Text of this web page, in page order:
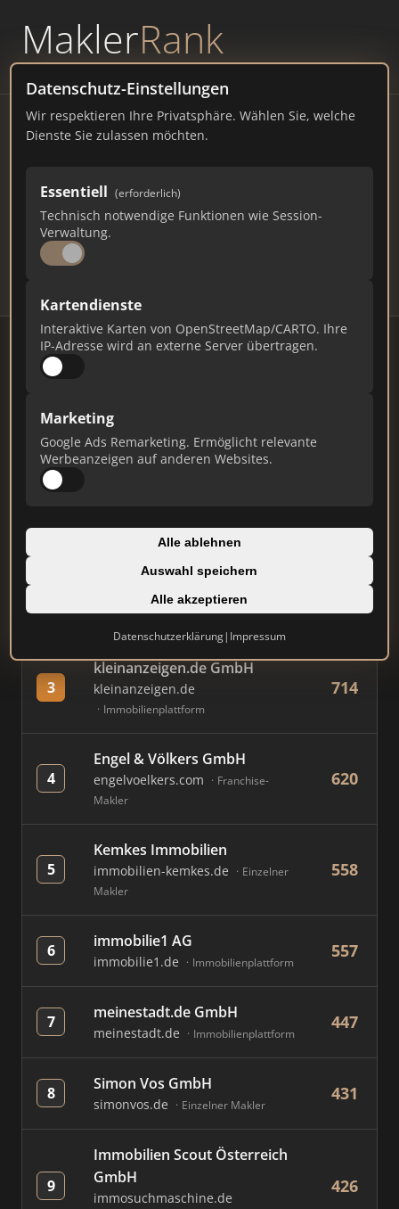
MaklerRank
powered byWAVEPOINT
Datenschutz-Einstellungen
Wir respektieren Ihre Privatsphäre. Wählen Sie, welche
Dienste Sie zulassen möchten.
Essentiell (erforderlich)
Technisch notwendige Funktionen wie Session-
Verwaltung.
Kartendienste
Interaktive Karten von OpenStreetMap/CARTO. Ihre
IP-Adresse wird an externe Server übertragen.
Marketing
Google Ads Remarketing. Ermöglicht relevante
Werbeanzeigen auf anderen Websites.
Alle ablehnen
Auswahl speichern
Alle akzeptieren
Datenschutzerklärung| Impressum
Immobilienmakler Rees –
Ranking Juli 2026
NORDRHEIN-WESTFALEN21.892 EINWOHNER
64 601
# MAKLER / FIRMA
1 immobilienscout24.de
Immobilienplattform
824
AVIV Germany GmbH
immowelt.de Immobilienplattform
3
kleinanzeigen.de GmbH
kleinanzeigen.de
Immobilienplattform
714
4
Engel & Völkers GmbH
engelvoelkers.com
Franchise-
Makler
620
5
Kemkes Immobilien
immobilien-kemkes.de
Einzelner
Makler
558
6 immobilie1 AG
immobilie1.de Immobilienplattform
557
7 meinestadt.de GmbH
meinestadt.de Immobilienplattform
447
8 Simon Vos GmbH
simonvos.de Einzelner Makler
431
9
Immobilien Scout Österreich
GmbH
immosuchmaschine.de
426